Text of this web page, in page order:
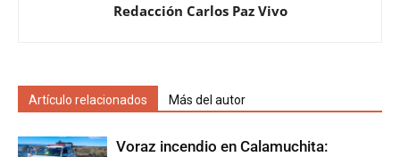
Redacción Carlos Paz Vivo
Artículo relacionados Más del autor
Voraz incendio en Calamuchita: